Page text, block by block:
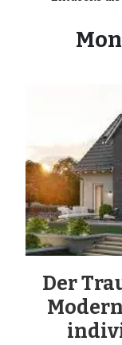
Der